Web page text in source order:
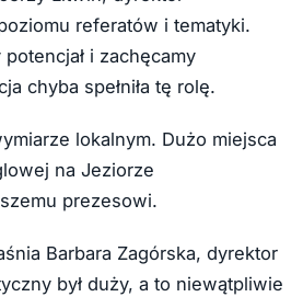
referatów i tematyki.
i zachęcamy
chyba spełniła tę rolę.
lokalnym. Dużo miejsca
na Jeziorze
prezesowi.
Barbara Zagórska, dyrektor
był duży, a to niewątpliwie